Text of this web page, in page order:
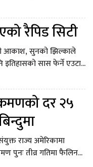
रैपिड सिटी
आकाश, सुनको झिल्काले
सास फेर्ने एउटा...
दर २५
राज्य अमेरिकामा
पुनः तीव्र गतिमा फैलिन...